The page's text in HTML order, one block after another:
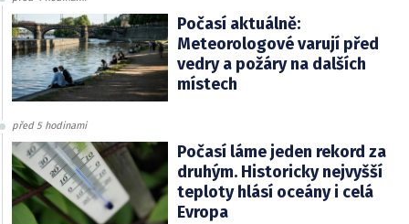
Počasí aktuálně:
Meteorologové varují před
vedry a požáry na dalších
místech
před 5 hodinami
Počasí láme jeden rekord za
druhým. Historicky nejvyšší
teploty hlásí oceány i celá
Evropa